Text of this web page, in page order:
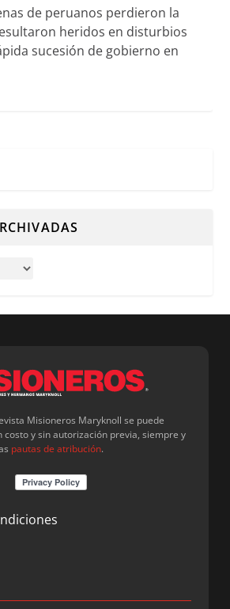
de peruanos perdieron la
heridos en disturbios
sucesión de gobierno en
Misioneros Maryknoll se puede
costo y sin autorización previa, siempre y
pautas de atribución.